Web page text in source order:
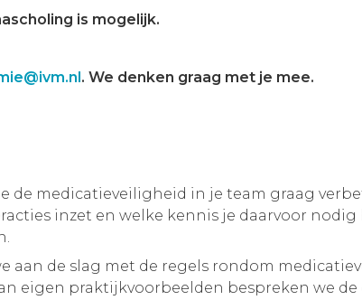
is mogelijk.
. We denken graag met je mee.
de medicatieveiligheid in je team graag
inzet en welke kennis je daarvoor
aan de slag met de regels rondom
eigen praktijkvoorbeelden bespreken we de